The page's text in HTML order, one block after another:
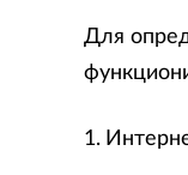
Для